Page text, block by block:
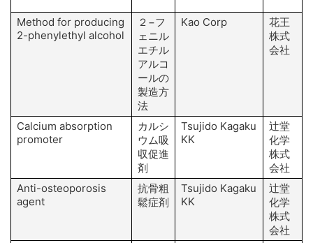
Method for producing
2-phenylethyl alcohol
２−フ
ェニル
エチル
アルコ
ールの
製造方
法
Kao Corp
花王
株式
会社
Calcium absorption
promoter
カルシ
ウム吸
収促進
剤
Tsujido Kagaku
KK
辻堂
化学
株式
会社
Anti-osteoporosis
agent
抗骨粗
鬆症剤
Tsujido Kagaku
KK
辻堂
化学
株式
会社